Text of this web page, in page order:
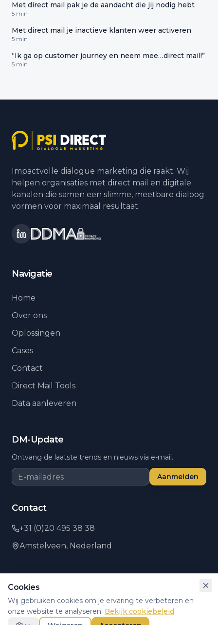
Met direct mail pak je de aandacht die jij nodig hebt
5 min
Met direct mail je inactieve klanten weer activeren
5 min
“Ik ga op customer journey en neem mee…direct mail!”
5 min
Impactvolle dialogue marketing die raakt. Wij
helpen organisaties met direct mail en digitale
kanalen die samen een slimme, meetbare dialoog
vormen voor maximaal resultaat.
Navigatie
Home
Over ons
Oplossingen
Cases
Contact
Direct Mail Tools
Data aanleveren
DM-Update
Ontvang de laatste trends en nieuws via e-mail.
Aanmelden
Contact
+31 (0)20 495 38 38
Amstelveen, Nederland
© 2026 PSI Direct.
Alle rechten voorbehouden.
Privacybeleid
Algemene voorwaarden
Cookies
Wij gebruiken cookies om je ervaring te verbeteren en
onze website te analyseren. Bekijk cookiebeleid